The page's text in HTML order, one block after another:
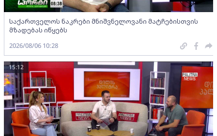
საქართველოს ნაკრები მნიშვნელოვანი მატჩებისთვის
მზადებას იწყებს
2026/08/06 10:28
15:12